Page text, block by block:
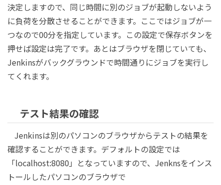
決定しますので、同じ時間に別のジョブが起動しないよう
に負荷を分散させることができます。ここではジョブが一
つなので00分を指定しています。この設定で保存ボタンを
押せば設定は完了です。あとはブラウザを閉じていても、
Jenkinsがバックグラウンドで時間通りにジョブを実行し
てくれます。
テスト結果の確認
Jenkinsは別のパソコンのブラウザからテストの結果を
確認することができます。デフォルトの設定では
「localhost:8080」となっていますので、Jenknsをインス
トールしたパソコンのブラウザで